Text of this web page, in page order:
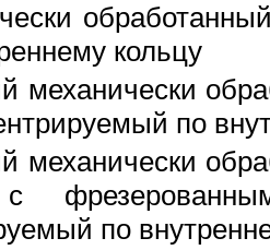
кольцу
механически
по
механически
по